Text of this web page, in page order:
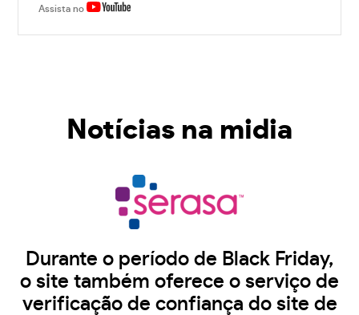
Assista no
Notícias na midia
Durante o período de Black Friday,
o site também oferece o serviço de
verificação de confiança do site de